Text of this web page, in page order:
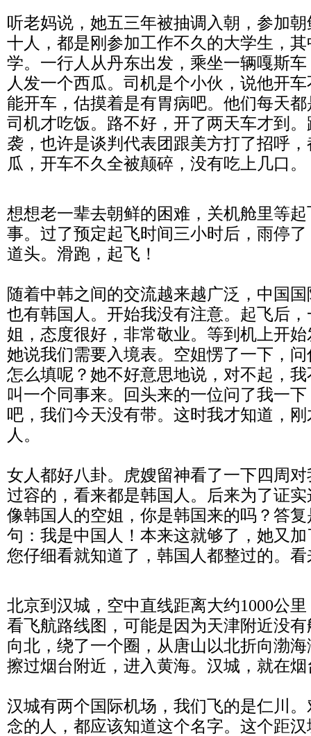
听老妈说，她五三年被抽调入朝，参加
十人，都是刚参加工作不久的大学生，
学。一行人从丹东出发，乘坐一辆嘎斯
人发一个西瓜。司机是个小伙，说他开
能开车，估摸着是有胃病吧。他们每天
司机才吃饭。路不好，开了两天车才到
袭，也许是谈判代表团跟美方打了招呼
瓜，开车不久全被颠碎，没有吃上几口。
想想老一辈去朝鲜的困难，关机舱里等
事。过了预定起飞时间三小时后，雨停
道头。滑跑，起飞！
随着中韩之间的交流越来越广泛，中国
也有韩国人。开始我没有注意。起飞后
姐，态度很好，非常敬业。等到机上开
她说我们需要入境表。空姐愣了一下，
怎么填呢？她不好意思地说，对不起，
叫一个同事来。回头来的一位问了我一
吧，我们今天没有带。这时我才知道，
人。
女人都好八卦。虎嫂留神看了一下四周
过容的，看来都是韩国人。后来为了证
像韩国人的空姐，你是韩国来的吗？答
句：我是中国人！本来这就够了，她又
您仔细看就知道了，韩国人都整过的。
北京到汉城，空中直线距离大约1000公
看飞航路线图，可能是因为天津附近没
向北，绕了一个圈，从唐山以北折向渤
擦过烟台附近，进入黄海。汉城，就在
汉城有两个国际机场，我们飞的是仁川
念的人，都应该知道这个名字。这个距